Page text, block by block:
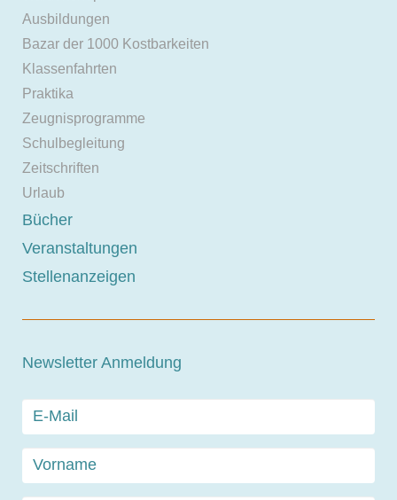
Ausbildungen
Bazar der 1000 Kostbarkeiten
Klassenfahrten
Praktika
Zeugnisprogramme
Schulbegleitung
Zeitschriften
Urlaub
Bücher
Veranstaltungen
Stellenanzeigen
Newsletter Anmeldung